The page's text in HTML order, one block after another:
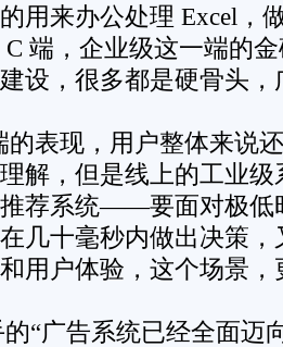
用来办公处理 Excel，
端，企业级这一端的
设，很多都是硬骨头
的表现，用户整体来说
解，但是线上的工业
荐系统——要面对极低
几十毫秒内做出决策
用户体验，这个场景
“广告系统已经全面迈